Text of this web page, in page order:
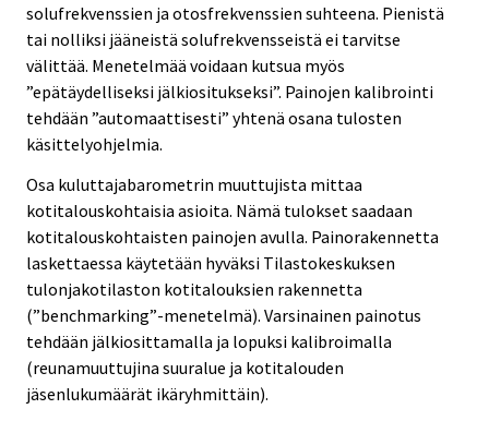
solufrekvenssien ja otosfrekvenssien suhteena. Pienistä
tai nolliksi jääneistä solufrekvensseistä ei tarvitse
välittää. Menetelmää voidaan kutsua myös
”epätäydelliseksi jälkiositukseksi”. Painojen kalibrointi
tehdään ”automaattisesti” yhtenä osana tulosten
käsittelyohjelmia.
Osa kuluttajabarometrin muuttujista mittaa
kotitalouskohtaisia asioita. Nämä tulokset saadaan
kotitalouskohtaisten painojen avulla. Painorakennetta
laskettaessa käytetään hyväksi Tilastokeskuksen
tulonjakotilaston kotitalouksien rakennetta
(”benchmarking”-menetelmä). Varsinainen painotus
tehdään jälkiosittamalla ja lopuksi kalibroimalla
(reunamuuttujina suuralue ja kotitalouden
jäsenlukumäärät ikäryhmittäin).